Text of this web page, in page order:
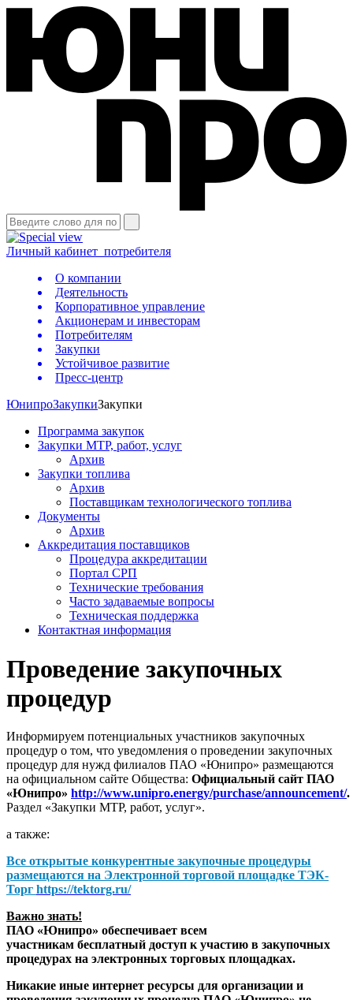
Личный кабинет потребителя
О компании
Деятельность
Корпоративное управление
Акционерам и инвесторам
Потребителям
Закупки
Устойчивое развитие
Пресс-центр
ЮнипроЗакупкиЗакупки
Программа закупок
Закупки МТР, работ, услуг
Архив
Закупки топлива
Архив
Поставщикам технологического топлива
Документы
Архив
Аккредитация поставщиков
Процедура аккредитации
Портал СРП
Технические требования
Часто задаваемые вопросы
Техническая поддержка
Контактная информация
Проведение закупочных
процедур
Информируем потенциальных участников закупочных
процедур о том, что уведомления о проведении закупочных
процедур для нужд филиалов ПАО «Юнипро» размещаются
на официальном сайте Общества: Официальный сайт ПАО
«Юнипро» http://www.unipro.energy/purchase/announcement/.
Раздел «Закупки МТР, работ, услуг».
а также:
Все открытые конкурентные закупочные процедуры
размещаются на Электронной торговой площадке ТЭК-
Торг https://tektorg.ru/
Важно знать!
ПАО «Юнипро» обеспечивает всем
участникам бесплатный доступ к участию в закупочных
процедурах на электронных торговых площадках.
Никакие иные интернет ресурсы для организации и